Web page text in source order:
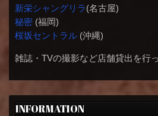
新栄シャングリラ(名古屋)
秘密(福岡)
桜坂セントラル(沖縄)
雑誌・TVの撮影など店舗貸出を行
INFORMATION